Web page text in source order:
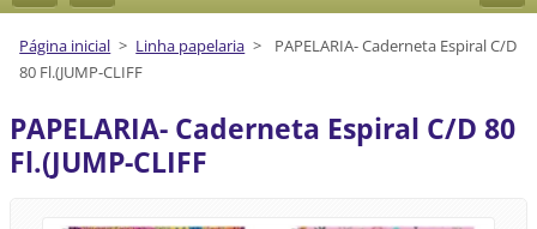
Página inicial > Linha papelaria >
PAPELARIA- Caderneta Espiral C/D
80 Fl.(JUMP-CLIFF
PAPELARIA- Caderneta Espiral C/D 80
Fl.(JUMP-CLIFF